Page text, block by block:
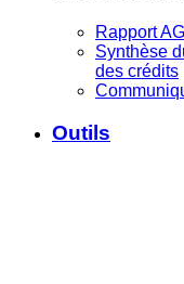
Rapport
Synthèse
des crédits
Outils